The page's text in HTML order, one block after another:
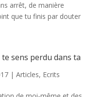
arrêt, de manière
que tu finis par douter
sens perdu dans ta
| Articles, Ecrits